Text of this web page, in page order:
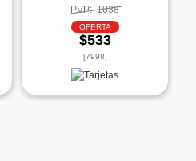
PVP: 1038
OFERTA
$533
[7998]